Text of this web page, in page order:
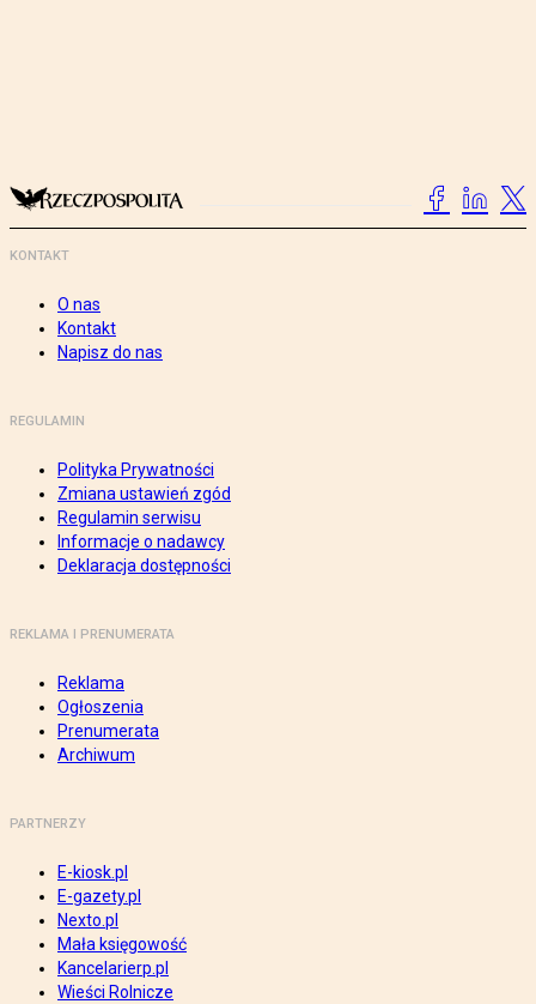
KONTAKT
O nas
Kontakt
Napisz do nas
REGULAMIN
Polityka Prywatności
Zmiana ustawień zgód
Regulamin serwisu
Informacje o nadawcy
Deklaracja dostępności
REKLAMA I PRENUMERATA
Reklama
Ogłoszenia
Prenumerata
Archiwum
PARTNERZY
E-kiosk.pl
E-gazety.pl
Nexto.pl
Mała księgowość
Kancelarierp.pl
Wieści Rolnicze